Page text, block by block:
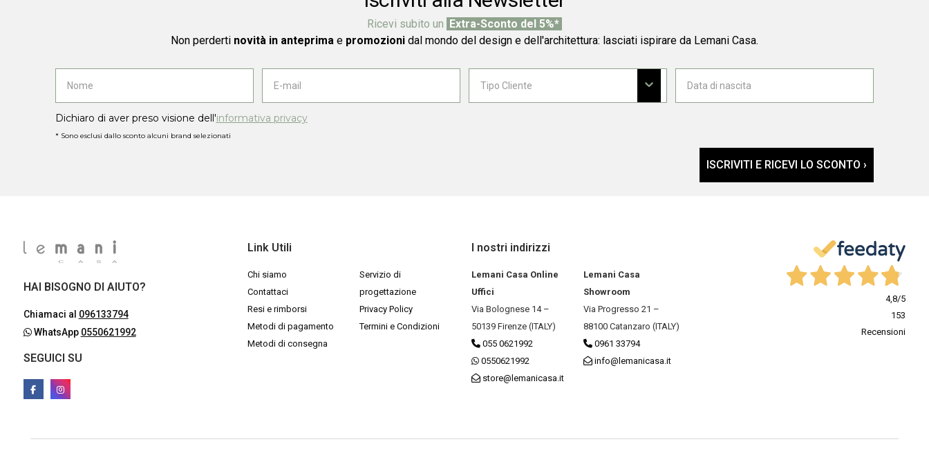
Ricevi subito un Extra-Sconto del 5%*
Non perderti novità in anteprima e promozionidal mondo del design e dell'architettura: lasciati ispirare da Lemani Casa.
Dichiaro di aver preso visione dell'informativa privacy
* Sono esclusi dallo sconto alcuni brand selezionati
ISCRIVITI E RICEVI LO SCONTO ›
HAI BISOGNO DI AIUTO?
Chiamaci al 096133794
WhatsApp 0550621992
SEGUICI SU
Link Utili
Chi siamo
Contattaci
Resi e rimborsi
Metodi di pagamento
Metodi di consegna
Servizio di
progettazione
Privacy Policy
Termini e Condizioni
I nostri indirizzi
Lemani Casa Online
Uffici
Via Bolognese 14 –
50139 Firenze (ITALY)
055 0621992
0550621992
store@lemanicasa.it
Lemani Casa
Showroom
Via Progresso 21 –
88100 Catanzaro (ITALY)
0961 33794
info@lemanicasa.it
4,8/5
153
Recensioni